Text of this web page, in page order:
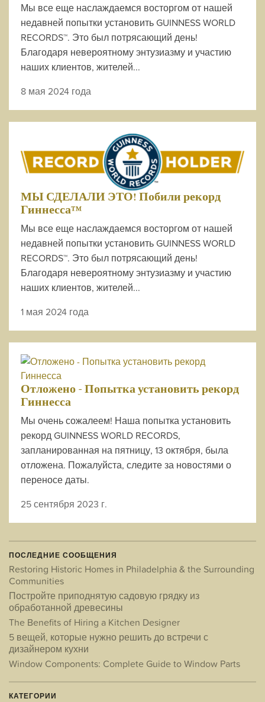
Мы все еще наслаждаемся восторгом от нашей
недавней попытки установить GUINNESS WORLD
RECORDS™. Это был потрясающий день!
Благодаря невероятному энтузиазму и участию
наших клиентов, жителей...
8 мая 2024 года
МЫ СДЕЛАЛИ ЭТО! Побили рекорд
Гиннесса™
Мы все еще наслаждаемся восторгом от нашей
недавней попытки установить GUINNESS WORLD
RECORDS™. Это был потрясающий день!
Благодаря невероятному энтузиазму и участию
наших клиентов, жителей...
1 мая 2024 года
Отложено - Попытка установить рекорд
Гиннесса
Мы очень сожалеем! Наша попытка установить
рекорд GUINNESS WORLD RECORDS,
запланированная на пятницу, 13 октября, была
отложена. Пожалуйста, следите за новостями о
переносе даты.
25 сентября 2023 г.
ПОСЛЕДНИЕ СООБЩЕНИЯ
Restoring Historic Homes in Philadelphia & the Surrounding
Communities
Постройте приподнятую садовую грядку из
обработанной древесины
The Benefits of Hiring a Kitchen Designer
5 вещей, которые нужно решить до встречи с
дизайнером кухни
Window Components: Complete Guide to Window Parts
КАТЕГОРИИ